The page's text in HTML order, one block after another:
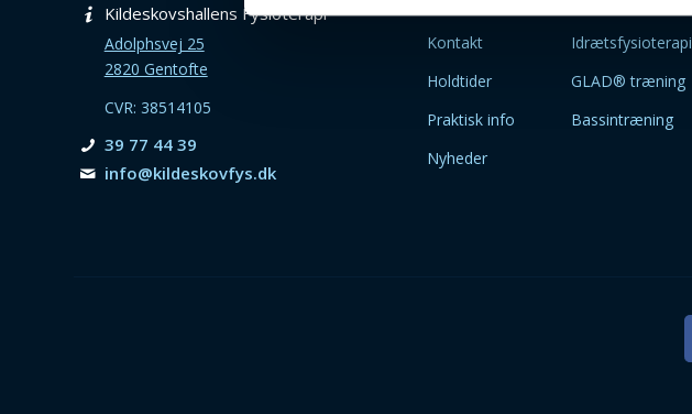
Kildeskovshallens Fysioterapi
Adolphsvej 25
2820 Gentofte
CVR: 38514105
39 77 44 39
info@­kildeskovfys.dk
Kontakt
Holdtider
Praktisk info
Nyheder
Idrætsfysioterapi
GLAD® træning
Bassintræning